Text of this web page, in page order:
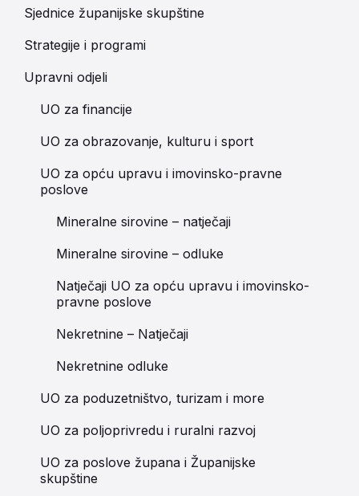
Sjednice županijske skupštine
Strategije i programi
Upravni odjeli
UO za financije
UO za obrazovanje, kulturu i sport
UO za opću upravu i imovinsko-pravne
poslove
Mineralne sirovine – natječaji
Mineralne sirovine – odluke
Natječaji UO za opću upravu i imovinsko-
pravne poslove
Nekretnine – Natječaji
Nekretnine odluke
UO za poduzetništvo, turizam i more
UO za poljoprivredu i ruralni razvoj
UO za poslove župana i Županijske
skupštine